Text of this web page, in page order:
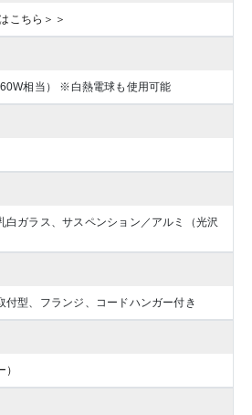
こちら＞＞
相当） ※白熱電球も使用可能
白ガラス、サスペンション／アルミ（光沢
付型、フランジ、コードハンガー付き